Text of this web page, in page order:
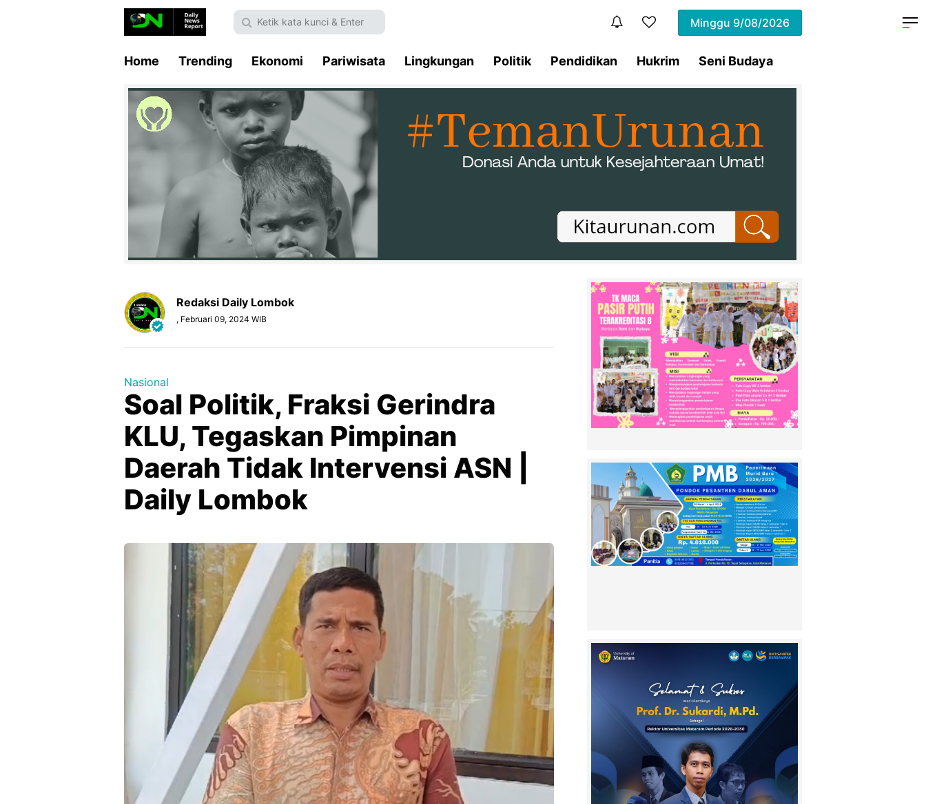
Minggu 9/08/2026
Home Trending Ekonomi Pariwisata Lingkungan Politik Pendidikan Hukrim Seni Budaya
Redaksi Daily Lombok
, Februari 09, 2024 WIB
Nasional
Soal Politik, Fraksi Gerindra
KLU, Tegaskan Pimpinan
Daerah Tidak Intervensi ASN |
Daily Lombok